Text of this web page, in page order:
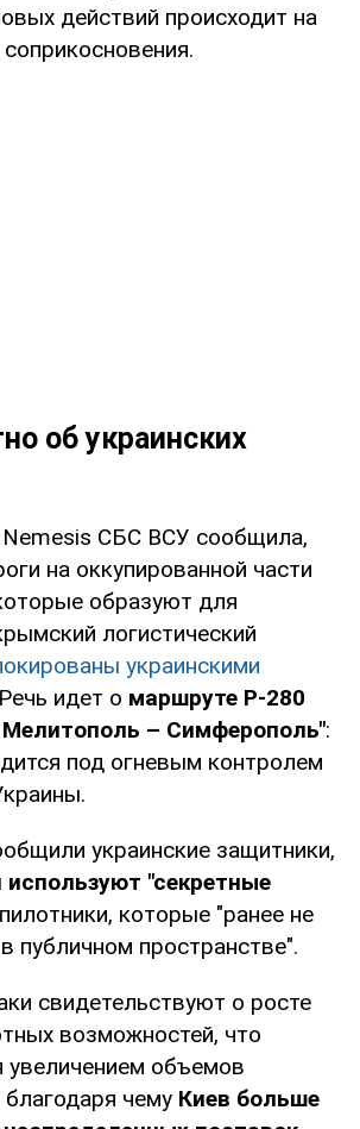
действий происходит на
об украинских
Nemesis СБС ВСУ сообщила,
на оккупированной части
образуют для
логистический
украинскими
идет о маршруте Р-280
– Симферополь":
под огневым контролем
украинские защитники,
используют "секретные
которые "ранее не
публичном пространстве".
свидетельствуют о росте
возможностей, что
увеличением объемов
чему Киев больше